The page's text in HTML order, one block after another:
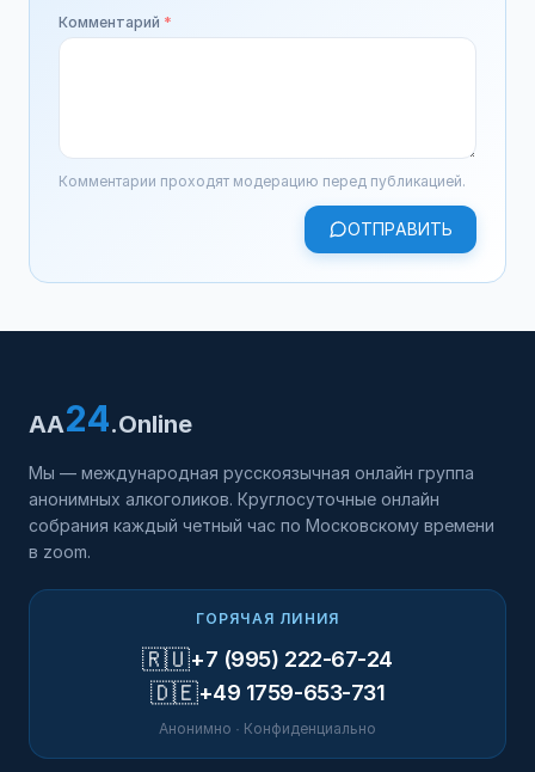
Комментарий *
Комментарии проходят модерацию перед публикацией.
ОТПРАВИТЬ
AA24.Online
Мы — международная русскоязычная онлайн группа
анонимных алкоголиков. Круглосуточные онлайн
собрания каждый четный час по Московскому времени
в zoom.
ГОРЯЧАЯ ЛИНИЯ
🇷🇺+7 (995) 222-67-24
🇩🇪+49 1759-653-731
Анонимно · Конфиденциально